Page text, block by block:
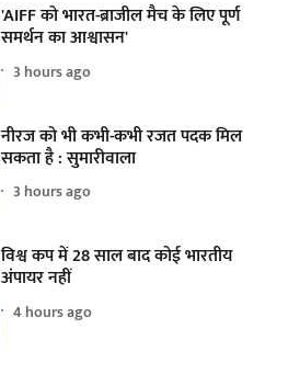
'AIFF को भारत-ब्राजील मैच के लिए पूर्ण
समर्थन का आश्वासन'
3 hours ago
नीरज को भी कभी-कभी रजत पदक मिल
सकता है : सुमारीवाला
3 hours ago
विश्व कप में 28 साल बाद कोई भारतीय
अंपायर नहीं
4 hours ago